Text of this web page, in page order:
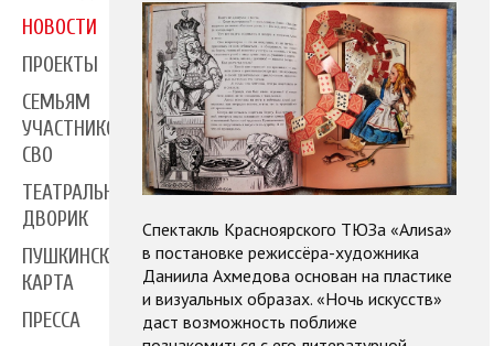
НОВОСТИ
ПРОЕКТЫ
СЕМЬЯМ
УЧАСТНИКОВ
СВО
ТЕАТРАЛЬНЫЙ
ДВОРИК
ПУШКИНСКАЯ
КАРТА
ПРЕССА
Спектакль Красноярского ТЮЗа «Алиsа»
в постановке режиссёра-художника
Даниила Ахмедова основан на пластике
и визуальных образах. «Ночь искусств»
даст возможность поближе